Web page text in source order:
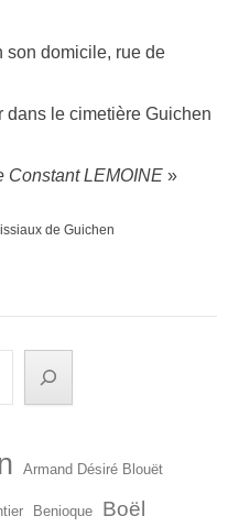
son domicile, rue de
dans le cimetière Guichen
Constant LEMOINE »
de Guichen
Armand Désiré Blouët
Benioque
Boël